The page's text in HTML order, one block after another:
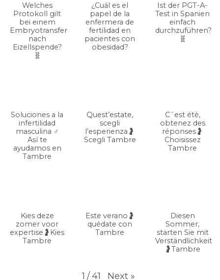
Welches
Protokoll gilt
bei einem
Embryotransfer
nach
Eizellspende?
🧬
¿Cuál es el
papel de la
enfermera de
fertilidad en
pacientes con
obesidad?
Ist der PGT-A-
Test in Spanien
einfach
durchzuführen?
🧬
Soluciones a la
infertilidad
masculina ♂️
Así te
ayudamos en
Tambre
Quest’estate,
scegli
l’esperienza🤰
Scegli Tambre
C´est étè,
obtenez des
réponses🤰
Choisissez
Tambre
Kies deze
zomer voor
expertise🤰Kies
Tambre
Este verano🤰
quédate con
Tambre
Diesen
Sommer,
starten Sie mit
Verständlichkeit
🤰Tambre
1 /41 Next »